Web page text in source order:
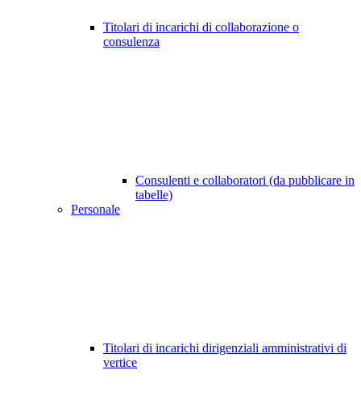
Titolari di incarichi di collaborazione o
consulenza
Consulenti e collaboratori (da pubblicare in
tabelle)
Personale
Titolari di incarichi dirigenziali amministrativi di
vertice